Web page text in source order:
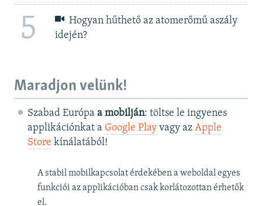
5
Hogyan hűthető az atomerőmű aszály
idején?
Maradjon velünk!
Szabad Európa a mobilján: töltse le ingyenes
applikációnkat a Google Playvagy az Apple
Store kínálatából!
A stabil mobilkapcsolat érdekében a weboldal egyes
funkciói az applikációban csak korlátozottan érhetők
el.